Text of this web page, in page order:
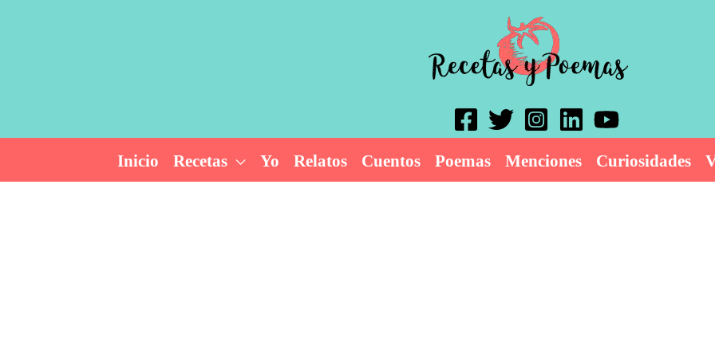
Inicio Recetas Yo Relatos Cuentos Poemas Menciones Curiosidades